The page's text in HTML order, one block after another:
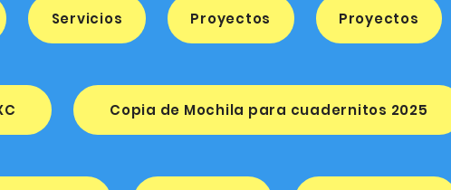
Servicios Proyectos Proyectos
Copia de Mochila para cuadernitos 2025